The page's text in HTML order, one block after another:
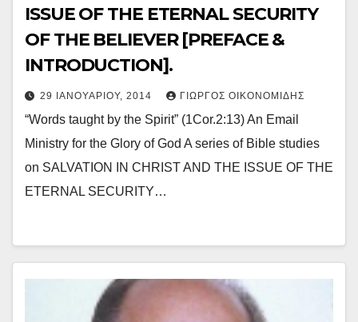
ISSUE OF THE ETERNAL SECURITY
OF THE BELIEVER [PREFACE &
INTRODUCTION].
29 ΙΑΝΟΥΑΡΊΟΥ, 2014 ΓΙΏΡΓΟΣ ΟΙΚΟΝΟΜΊΔΗΣ
“Words taught by the Spirit” (1Cor.2:13) An Email
Ministry for the Glory of God A series of Bible studies
on SALVATION IN CHRIST AND THE ISSUE OF THE
ETERNAL SECURITY…